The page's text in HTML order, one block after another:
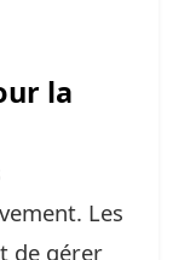
la
Les
de gérer